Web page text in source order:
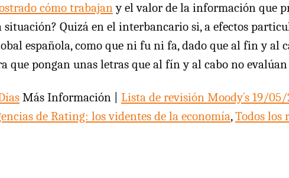
cómo trabajany el valor de la información que
situación? Quizá en el interbancario si, a efectos
española, como que ni fu ni fa, dado que al fin y al
que pongan unas letras que al fín y al cabo no
Más Información | Lista de revisión Moody´s 19/
de Rating: los videntes de la economía,Todos los